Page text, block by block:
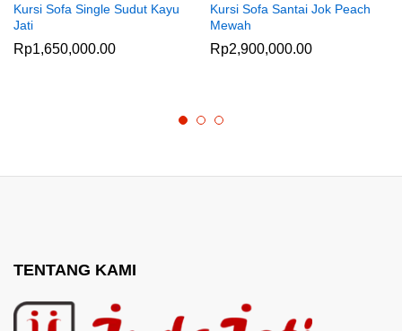
Kursi Sofa Single Sudut Kayu
Jati
Rp1,650,000.00
Kursi Sofa Santai Jok Peach
Mewah
Rp2,900,000.00
TENTANG KAMI